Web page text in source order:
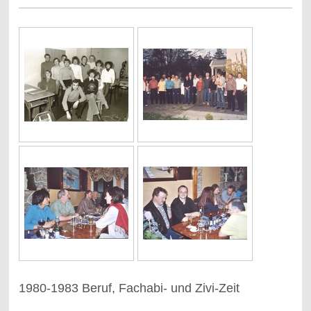
1980-1983 Beruf, Fachabi- und Zivi-Zeit